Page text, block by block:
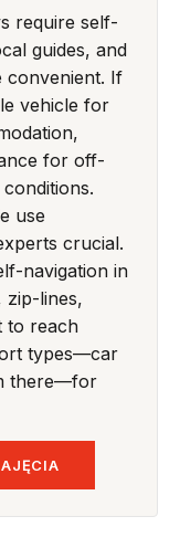
require self-
guides, and
convenient. If
vehicle for
for off-
use
crucial.
navigation in
zip-lines,
to reach
types—car
there—for